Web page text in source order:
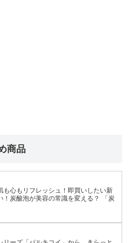
商品
も心もリフレッシュ！即買いしたい新
！炭酸泡が美容の常識を変える？ 「炭